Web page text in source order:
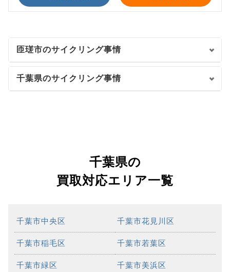
匝瑳市のサイクリング事情
千葉県のサイクリング事情
千葉県の
買取対応エリア一覧
千葉市中央区 千葉市花見川区
千葉市稲毛区 千葉市若葉区
千葉市緑区 千葉市美浜区